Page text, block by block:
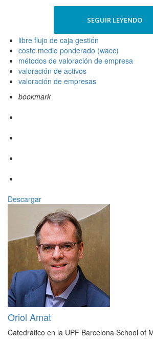
SEGUIR LEYENDO
libre flujo de caja gestión
coste medio ponderado (wacc)
métodos de valoración de empresa
valoración de activos
valoración de empresas
bookmark
Descargar
Oriol Amat
Catedrático en la UPF Barcelona School of